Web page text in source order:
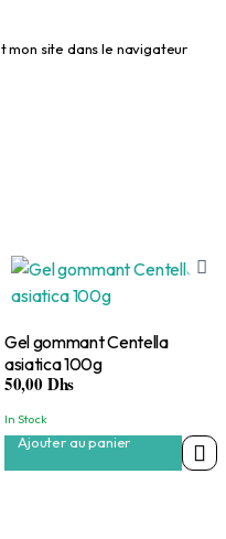
mon site dans le navigateur
Gel gommant Centella
asiatica 100g
50,00Dhs
In Stock
Ajouter au panier